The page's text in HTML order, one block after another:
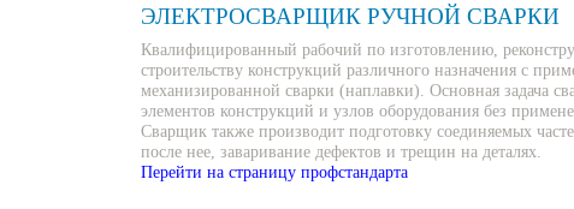
ЭЛЕКТРОСВАРЩИК РУЧНОЙ СВАРКИ
Квалифицированный рабочий по изготовлению,
строительству конструкций различного назначения с
механизированной сварки (наплавки). Основная задача
элементов конструкций и узлов оборудования без
Сварщик также производит подготовку соединяемых
после нее, заваривание дефектов и трещин на деталях.
Перейти на страницу профстандарта